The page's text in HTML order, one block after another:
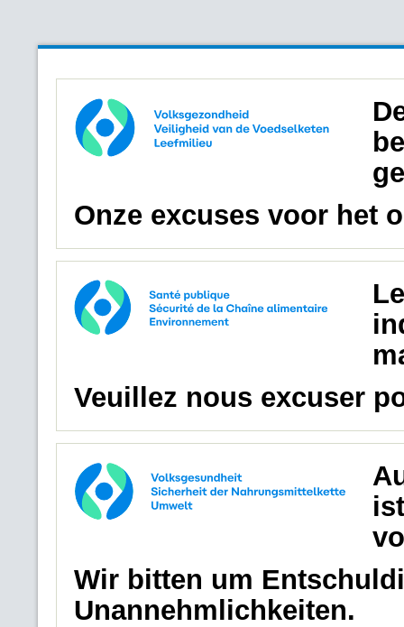
Onze excuses voor het
Veuillez nous excuser
Wir bitten um
Unannehmlichkeiten.